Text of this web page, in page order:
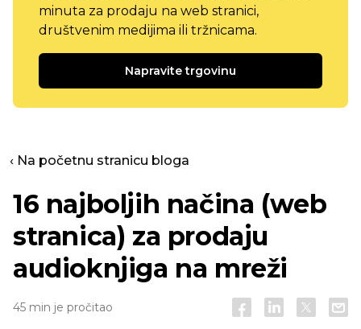
minuta za prodaju na web stranici,
društvenim medijima ili tržnicama.
Napravite trgovinu
‹ Na početnu stranicu bloga
16 najboljih načina (web
stranica) za prodaju
audioknjiga na mreži
45 min je pročitao